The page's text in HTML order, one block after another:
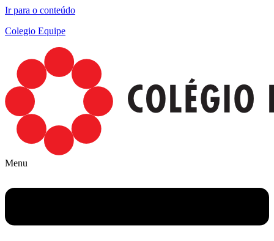
Ir para o conteúdo
Colegio Equipe
Menu